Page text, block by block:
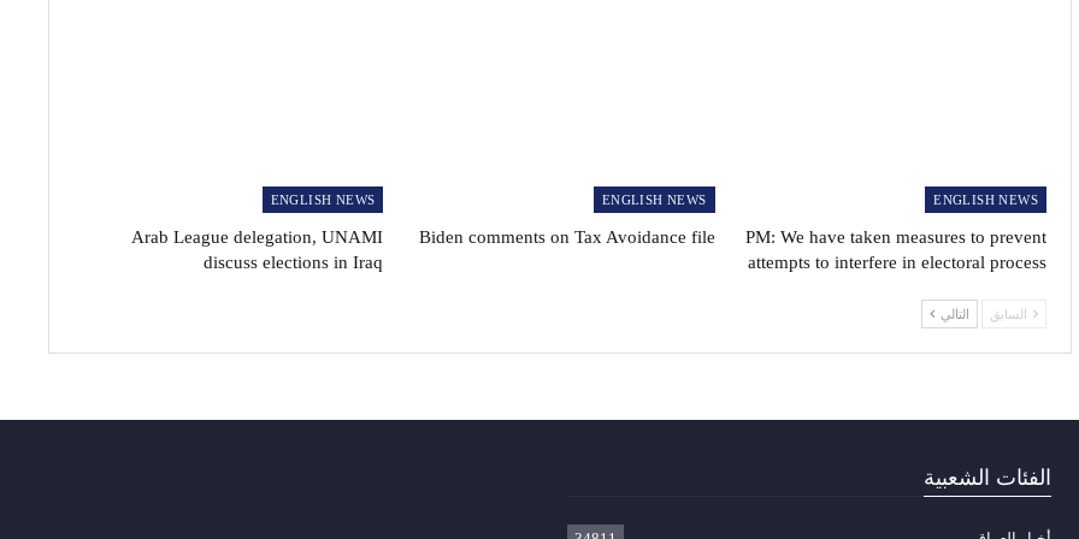
ENGLISH NEWS
PM: We have taken measures to prevent
attempts to interfere in electoral process
ENGLISH NEWS
Biden comments on Tax Avoidance file
ENGLISH NEWS
Arab League delegation, UNAMI
discuss elections in Iraq
السابق التالي
الفئات الشعبية